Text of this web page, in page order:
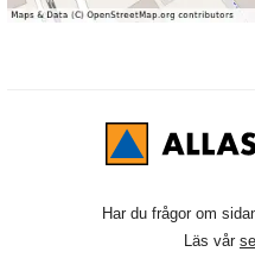
Har du frågor om
Läs vår